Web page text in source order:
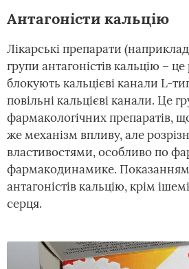
Антагоністи кальцію
Лікарські препарати
групи антагоністів кальцію –
блокують кальцієві канали L-
повільні кальцієві канали. Це
фармакологічних препаратів,
же механізм впливу, але
властивостями, особливо по
фармакодинамике.
антагоністів кальцію, крім
серця.